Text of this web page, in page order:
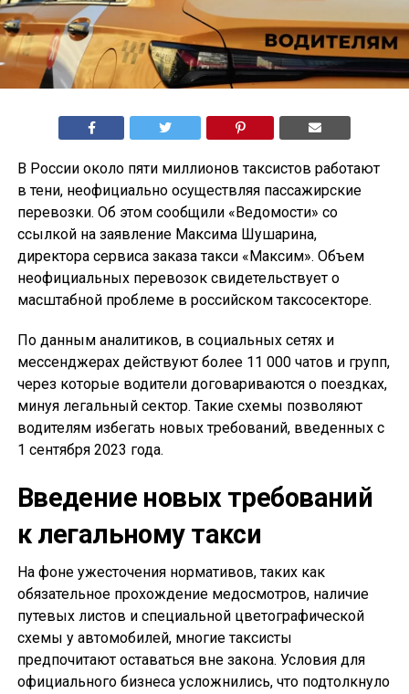
В России около пяти миллионов таксистов работают
в тени, неофициально осуществляя пассажирские
перевозки. Об этом сообщили «Ведомости» со
ссылкой на заявление Максима Шушарина,
директора сервиса заказа такси «Максим». Объем
неофициальных перевозок свидетельствует о
масштабной проблеме в российском таксосекторе.
По данным аналитиков, в социальных сетях и
мессенджерах действуют более 11 000 чатов и групп,
через которые водители договариваются о поездках,
минуя легальный сектор. Такие схемы позволяют
водителям избегать новых требований, введенных с
1 сентября 2023 года.
Введение новых требований
к легальному такси
На фоне ужесточения нормативов, таких как
обязательное прохождение медосмотров, наличие
путевых листов и специальной цветографической
схемы у автомобилей, многие таксисты
предпочитают оставаться вне закона. Условия для
официального бизнеса усложнились, что подтолкнуло